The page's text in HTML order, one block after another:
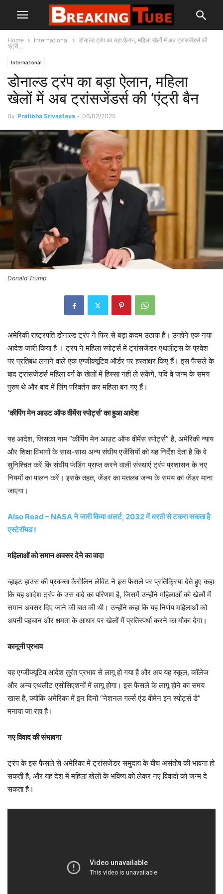
Home International
डोनाल्ड ट्रंप का बड़ा ऐलान, महिला खेलों में अब ट्रांसजेंडर्स की
‘एंट्री...
International
डोनाल्ड ट्रंप का बड़ा ऐलान, महिला
खेलों में अब ट्रांसजेंडर्स की ‘एंट्री बैन
By Pratibha Srivastava - 06/02/2025
Donald Trump
अमेरिकी राष्ट्रपति डोनाल्ड ट्रंप ने फिर से बड़ा कदम उठाया है। उन्होंने एक नया
आदेश जारी किया है । ट्रंप ने महिला स्पोर्ट्स में ट्रांसजेंडर एथलीट्स के प्रवेश
पर प्रतिबंध लगाने वाले एक एग्जीक्यूटिव ऑर्डर पर हस्ताक्षर किए हैं। इस फैसले के
बाद ट्रांसजेंडर्स महिला वर्ग के खेलों में हिस्सा नहीं ले सकेंगे, यदि वे जन्म के समय
पुरुष थे और बाद में लिंग परिवर्तन कर महिला बन गए हैं।
‘कीपिंग मेन आउट ऑफ वीमेंस स्पोर्ट्स’ का हुआ आदेश
यह आदेश, जिसका नाम “कीपिंग मेन आउट ऑफ वीमेंस स्पोर्ट्स” है, अमेरिकी न्याय
और शिक्षा विभागों के साथ-साथ अन्य संघीय एजेंसियों को यह निर्देश देता है कि वे
सुनिश्चित करें कि संघीय फंडिंग प्राप्त करने वाली संस्थाएं ट्रंप प्रशासन के नए
नियमों का पालन करें। इसके तहत, जेंडर का मतलब जन्म के समय का जेंडर माना
जाएगा।
Also Read – NASA ने जारी किया अलर्ट, 2032 में धरती से टकरा सकता है
एस्टेरॉयड !
महिलाओं को समान अवसर देने का वादा
व्हाइट हाउस की प्रवक्ता कैरोलिन लेविट ने इस फैसले पर प्रतिक्रिया देते हुए कहा
कि यह आदेश ट्रंप के उस वादे का परिणाम है, जिसमें उन्होंने महिलाओं को खेलों में
समान अवसर दिए जाने की बात की थी। उन्होंने कहा कि यह निर्णय महिलाओं को
अपनी पहचान और क्षमता के आधार पर खेलों में प्रतिस्पर्धा करने का मौका देगा।
कानूनी प्रभाव
यह एग्जीक्यूटिव आदेश तुरंत प्रभाव से लागू हो गया है और अब यह स्कूल, कॉलेज
और अन्य एथलीट एसोसिएशनों में लागू होगा। इस फैसले के लागू होने का समय
खास है, क्योंकि अमेरिका में इन दिनों “नेशनल गर्ल्स एंड वीमेन इन स्पोर्ट्स डे”
मनाया जा रहा है।
नए विवाद की संभावना
ट्रंप के इस फैसले से अमेरिका में ट्रांसजेंडर समुदाय के बीच असंतोष की भावना हो
सकती है, और यह देश में महिला खेलों के भविष्य को लेकर नए विवादों को जन्म दे
सकता है।